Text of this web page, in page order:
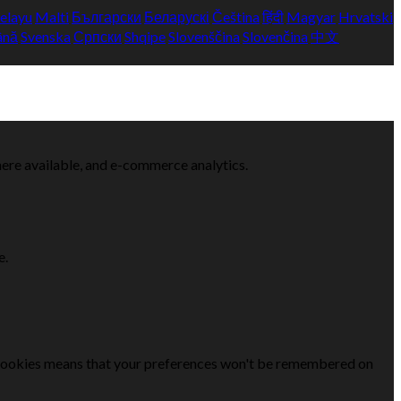
Malti Български Беларускі Češtinaहिंदी Magyar Hrvatski
SvenskaСрпски ShqipeSlovenščinaSlovenčina 中文
available, and e-commerce analytics.
means that your preferences won't be remembered on